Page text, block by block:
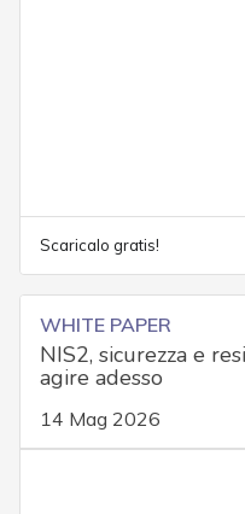
Scaricalo gratis!
WHITE PAPER
NIS2, sicurezza e
agire adesso
14 Mag 2026